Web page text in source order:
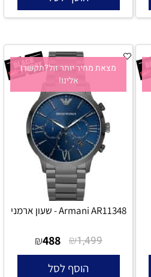
מצאת מחיר יותר זול?תקשרו
אלינו!
Armani AR11348 - שעון ארמני
₪1,499
₪488
הוסף לסל